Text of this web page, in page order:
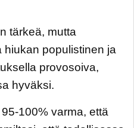
tärkeä, mutta
hiukan populistinen ja
provosoiva,
hyväksi.
100% varma, että